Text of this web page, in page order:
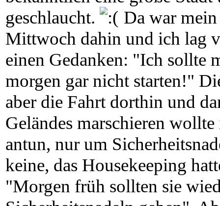
geschlaucht.
Da war
Mittwoch dahin und ich lag
einen Gedanken: "Ich sollte
morgen gar nicht starten!"
aber die Fahrt dorthin und
Geländes marschieren
antun, nur um
keine, das Housekeeping
"Morgen früh sollten sie